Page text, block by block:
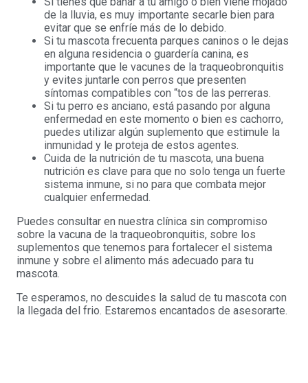
de la lluvia, es muy importante secarle bien para
evitar que se enfríe más de lo debido.
Si tu mascota frecuenta parques caninos o le dejas
en alguna residencia o guardería canina, es
importante que le vacunes de la traqueobronquitis
y evites juntarle con perros que presenten
síntomas compatibles con “tos de las perreras.
Si tu perro es anciano, está pasando por alguna
enfermedad en este momento o bien es cachorro,
puedes utilizar algún suplemento que estimule la
inmunidad y le proteja de estos agentes.
Cuida de la nutrición de tu mascota, una buena
nutrición es clave para que no solo tenga un fuerte
sistema inmune, si no para que combata mejor
cualquier enfermedad.
Puedes consultar en nuestra clínica sin compromiso
sobre la vacuna de la traqueobronquitis, sobre los
suplementos que tenemos para fortalecer el sistema
inmune y sobre el alimento más adecuado para tu
mascota.
Te esperamos, no descuides la salud de tu mascota con
la llegada del frio. Estaremos encantados de asesorarte.